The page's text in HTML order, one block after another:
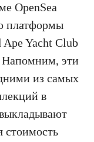
OpenSea
платформы
Ape Yacht Club
Напомним, эти
из самых
в